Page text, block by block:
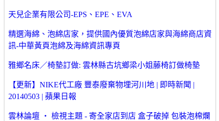
天兒企業有限公司-EPS、EPE、EVA
精選海綿、泡綿店家，提供國內優質泡綿店家與海綿商店資
訊-中華黃頁泡綿及海綿資訊專頁
雅鄉名床／椅墊訂做: 雲林縣古坑鄉梁小姐藤椅訂做椅墊
【更新】NIKE代工廠 豐泰廢棄物埋河川地 | 即時新聞 |
20140503 | 蘋果日報
雲林論壇 ‧ 檢視主題 - 寄全家店到店 盒子破掉 包裝泡棉爛